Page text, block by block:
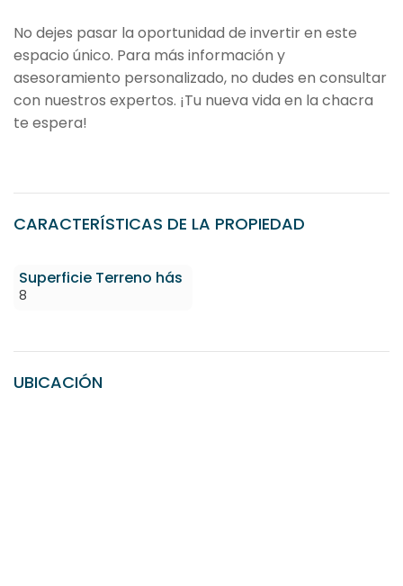
No dejes pasar la oportunidad de invertir en este
espacio único. Para más información y
asesoramiento personalizado, no dudes en consultar
con nuestros expertos. ¡Tu nueva vida en la chacra
te espera!
CARACTERÍSTICAS DE LA PROPIEDAD
Superficie Terreno hás
8
UBICACIÓN